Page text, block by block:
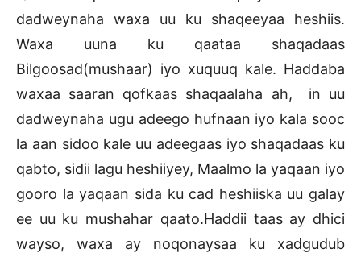
dadweynaha waxa uu ku shaqeeyaa heshiis.
Waxa uuna ku qaataa shaqadaas
Bilgoosad(mushaar) iyo xuquuq kale. Haddaba
waxaa saaran qofkaas shaqaalaha ah, in uu
dadweynaha ugu adeego hufnaan iyo kala sooc
la aan sidoo kale uu adeegaas iyo shaqadaas ku
qabto, sidii lagu heshiiyey, Maalmo la yaqaan iyo
gooro la yaqaan sida ku cad heshiiska uu galay
ee uu ku mushahar qaato.Haddii taas ay dhici
wayso, waxa ay noqonaysaa ku xadgudub